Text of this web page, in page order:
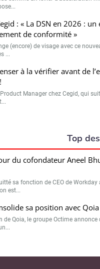
: « La DSN en 2026 : un
de conformité »
(encore) de visage avec ce
...
à la vérifier avant de
Manager chez Cegid, qui
Top
du cofondateur Aneel
sa fonction de CEO de Workday
est...
sa position avec Qoia
de Qoia, le groupe Octime annonce